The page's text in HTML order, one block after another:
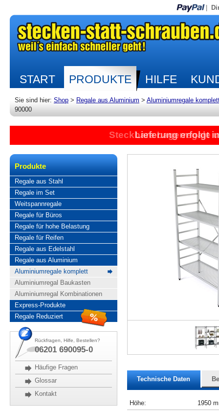
START PRODUKTE HILFE
Sie sind hier: Shop > Regale aus Aluminium > Aluminiumregale
90000
Steckbare Lagerregale
Lieferung erfolgt
Produkte
Regale aus Stahl
Regale im Set
Weitspannregale
Regale für Büros
Regale für hohe Belastung
Regale für Reifen
Regale aus Edelstahl
Regale aus Aluminium
Aluminiumregale komplett
Aluminiumregal Baukasten
Aluminiumregal Kombinationen
Express-Produkte
Regale Reduziert
Rückfragen, Hilfe, Bestellen?
06201 690095-0
Häufige Fragen
Glossar
Kontakt
Technische Daten
Höhe:
1950